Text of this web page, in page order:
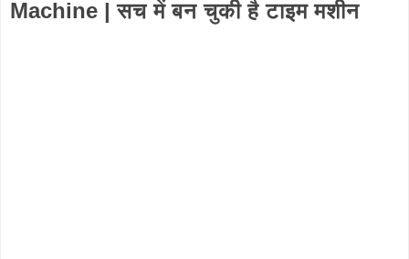
Machine | सच में बन चुकी है टाइम मशीन